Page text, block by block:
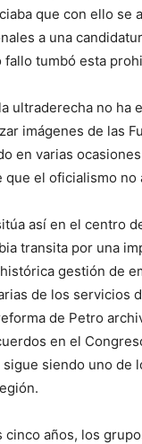
que con ello se
a una
fallo tumbó esta
ultraderecha no ha
imágenes de las
en varias
que el oficialismo
así en el centro
transita por una
gestión de
de los servicios
de Petro
en el
siendo uno de
cinco años, los